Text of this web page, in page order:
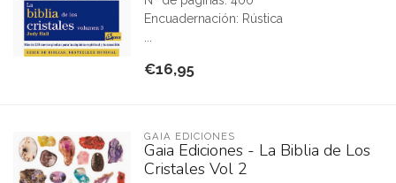
Encuadernación: Rústica
€16,95
GAIA EDICIONES
Gaia Ediciones - La Biblia de Los
Cristales Vol 2